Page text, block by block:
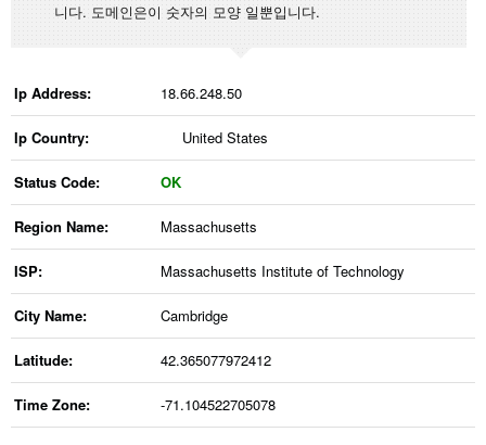
니다. 도메인은이 숫자의 모양 일뿐입니다.
Ip Address: 18.66.248.50
Ip Country: United States
Status Code: OK
Region Name: Massachusetts
ISP: Massachusetts Institute of Technology
City Name: Cambridge
Latitude: 42.365077972412
Time Zone: -71.104522705078